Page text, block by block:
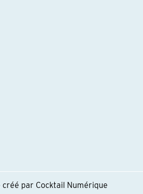
par Cocktail Numérique